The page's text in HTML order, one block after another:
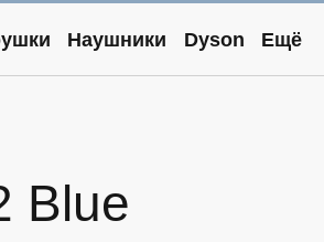
Наушники Dyson Ещё
Blue